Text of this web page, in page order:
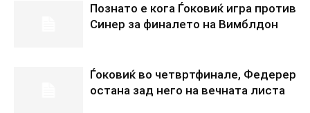
Познато е кога Ѓоковиќ игра против
Синер за финалето на Вимблдон
Ѓоковиќ во четвртфинале, Федерер
остана зад него на вечната листа